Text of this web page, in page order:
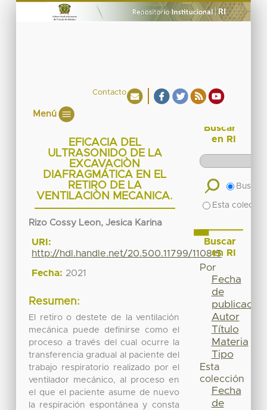
Contacto
Menú
EFICACIA DEL
ULTRASONIDO DE LA
EXCAVACIÒN
DIAFRAGMÁTICA EN EL
RETIRO DE LA
VENTILACIÒN MECANICA.
Rizo Cossy Leon, Jesica Karina
URI:
http://hdl.handle.net/20.500.11799/110815
Fecha: 2021
Resumen:
El retiro o destete de la ventilación
mecánica puede definirse como el
proceso a través del cual ocurre la
transferencia gradual al paciente del
trabajo respiratorio realizado por el
ventilador mecánico, al proceso en
el que el paciente asume de nuevo
la respiración espontánea y consta
Buscar
en RI
Buscar
Esta
Buscar
en RI
Por
Fecha
de
publicación
Autor
Título
Materia
Tipo
Esta
colección
Fecha
de